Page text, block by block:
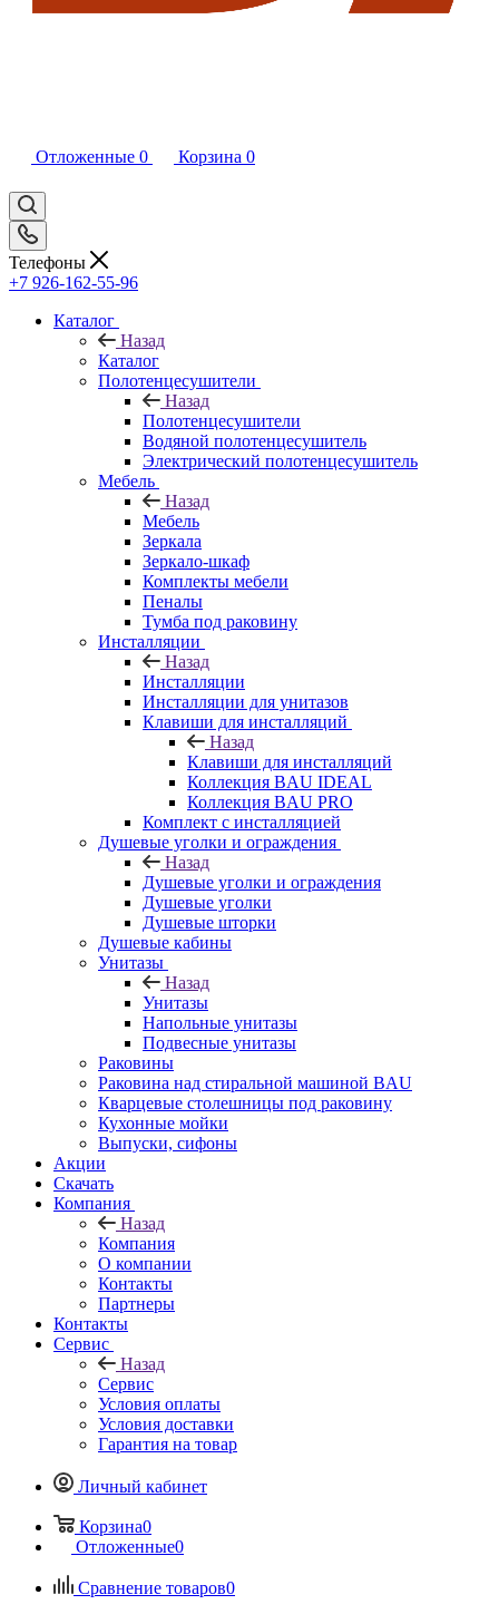
Отложенные 0 Корзина 0
Телефоны
+7 926-162-55-96
Каталог
Назад
Каталог
Полотенцесушители
Назад
Полотенцесушители
Водяной полотенцесушитель
Электрический полотенцесушитель
Мебель
Назад
Мебель
Зеркала
Зеркало-шкаф
Комплекты мебели
Пеналы
Тумба под раковину
Инсталляции
Назад
Инсталляции
Инсталляции для унитазов
Клавиши для инсталляций
Назад
Клавиши для инсталляций
Коллекция BAU IDEAL
Коллекция BAU PRO
Комплект с инсталляцией
Душевые уголки и ограждения
Назад
Душевые уголки и ограждения
Душевые уголки
Душевые шторки
Душевые кабины
Унитазы
Назад
Унитазы
Напольные унитазы
Подвесные унитазы
Раковины
Раковина над стиральной машиной BAU
Кварцевые столешницы под раковину
Кухонные мойки
Выпуски, сифоны
Акции
Скачать
Компания
Назад
Компания
О компании
Контакты
Партнеры
Контакты
Сервис
Назад
Сервис
Условия оплаты
Условия доставки
Гарантия на товар
Личный кабинет
Корзина0
Отложенные0
Сравнение товаров0